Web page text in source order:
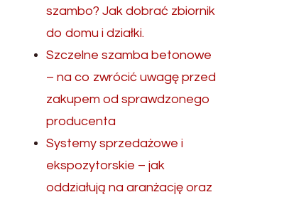
szambo? Jak dobrać zbiornik
do domu i działki.
Szczelne szamba betonowe
– na co zwrócić uwagę przed
zakupem od sprawdzonego
producenta
Systemy sprzedażowe i
ekspozytorskie – jak
oddziałują na aranżację oraz